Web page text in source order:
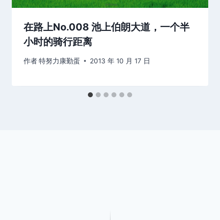
在路上No.008 池上伯朗大道，一个半
小时的骑行距离
作者特努力康勤蛋 2013 年 10 月 17 日